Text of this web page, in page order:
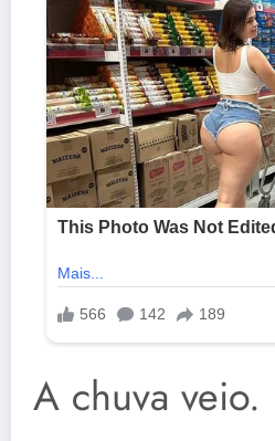
A chuva veio.